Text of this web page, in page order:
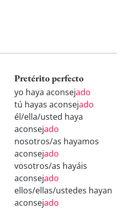
Pretérito perfecto
yo haya aconsejado
tú hayas aconsejado
él/ella/usted haya
aconsejado
nosotros/as hayamos
aconsejado
vosotros/as hayáis
aconsejado
ellos/ellas/ustedes hayan
aconsejado